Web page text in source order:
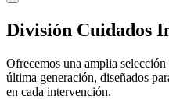
División Cuidados
Ofrecemos una amplia
última generación, diseñados
en cada intervención.